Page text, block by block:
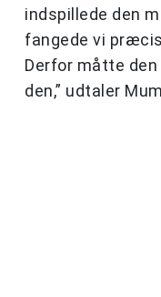
indspillede den
fangede vi
Derfor måtte den
den,” udtaler